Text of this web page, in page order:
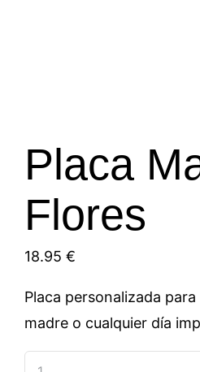
Placa
Flores
18.95 €
Placa personalizada
madre o cualquier día
Placa